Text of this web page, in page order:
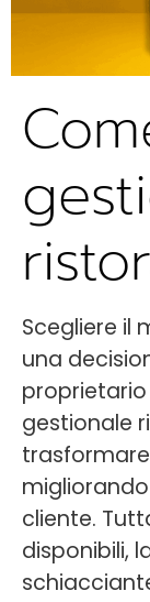
Scegliere il
una
gestionale
migliorando
cliente.
disponibili,